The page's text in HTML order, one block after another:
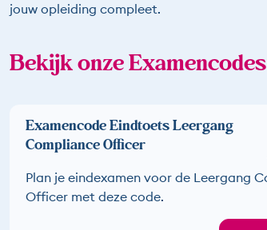
jouw opleiding compleet.
Bekijk onze Examencodes
Examencode Eindtoets Leergang
Compliance Officer
Plan je eindexamen voor de Leergang
Officer met deze code.